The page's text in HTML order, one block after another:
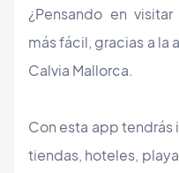
¿Pensando en
más fácil, gracias a la
Calvia Mallorca.
Con esta app tendrás
tiendas, hoteles,